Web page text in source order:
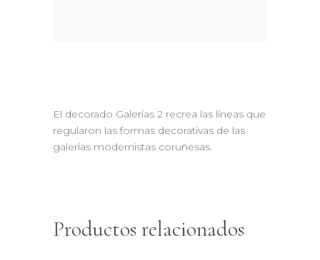
El decorado Galerías 2 recrea las líneas que
regularon las formas decorativas de las
galerías modernistas coruñesas.
Productos relacionados